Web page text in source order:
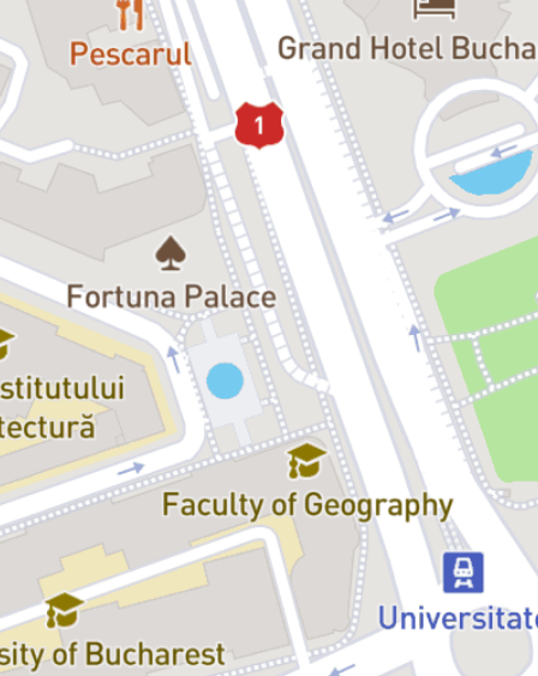
de care este sigur că nu-i aparține.
La începutul piesei, Mamilius, tânărul prinț, fiul lui Leontes, spune ca
o premoniție că poveștile de iarnă sunt triste și pline de întâmplări
ciudate. Leontes însuși va stârni întâmplări ciudate, prin aruncarea
Hermionei în închisoare, unde o va naște pe Perdita, prin
amenințarea lui Polixenes și a celui care îi este aproape, Camillo, iar
ulterior, prin alungarea în sălbăticie a nou-născutei și a celui care l-a
slujit, Antigonus. Concluziile către care acțiunile lui se îndreaptă
sunt doar negative: Mamilius moare, Hermiona moare, Perdita este
sortită pieirii. Din nou: cât de definitive rămân aceste concluzii?
Trec însă șaisprezece ani și personajele sunt salvate de la un destin
croit din nebunie: Perdita și Florizel, fiul lui Polixenes, se
îndrăgostesc. A doua parte a piesei este o comedie în care
personajele nu mai trăiesc într-un absolutism moral: Perdita
înțelege că iubirea are nuanțe, iar Clovnul și Autolycus trăiesc doar
într-o plăcere de moment. În spatele acestei comedii, un rege va
continua să străbată drumul nocturn al conștiinței sale, orb la el
însuși până la revelația finală, orchestrată încă de la început de
către Paulina. Finalul este o deschidere înapoi, o întoarcere în sine
care poate lăsa loc revelației celuilalt.
Irina Alexandra Banea, regizor